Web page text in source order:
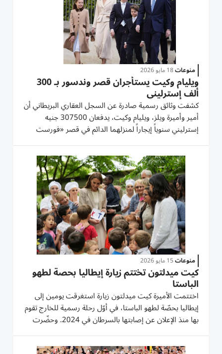
منوعات18 مايو 2026
ويليام وكيت يستأجران قصر وندسور بـ 300
ألف إسترليني
كشفت وثائق رسمية صادرة عن السجل العقاري البريطاني أن
أمير وأميرة ويلز، ويليام وكيت، يدفعان 307500 جنيه
إسترليني سنوياً إيجاراً لمنزلهما الدائم في قصر «فورست
لودج» بوندسور، وذلك بعد توقيعهما اتفاقية إيجار مدتها 20
عاماً تم إبرامها في يوليو الماضي. وأظهرت الوثائق، التي
نشرتها...
منوعات15 مايو 2026
كيت ميدلتون تختتم زيارة إيطاليا بحصة لطهو
الباستا
اختتمت الأميرة كيت ميدلتون زيارة استغرقت يومين إلى
إيطاليا بحصّة لطهو الباستا، في أوّل رحلة رسمية للخارج تقوم
بها منذ الإعلان عن إصابتها بالسرطان في 2024. وحضّرت
أميرة ويلز زوجة الأمير وليام ولي عهد بريطانيا باستا محشوة
من نوع «تورتيلي» تتميّز بها المنطقة في نزل ريفي بالقرب...